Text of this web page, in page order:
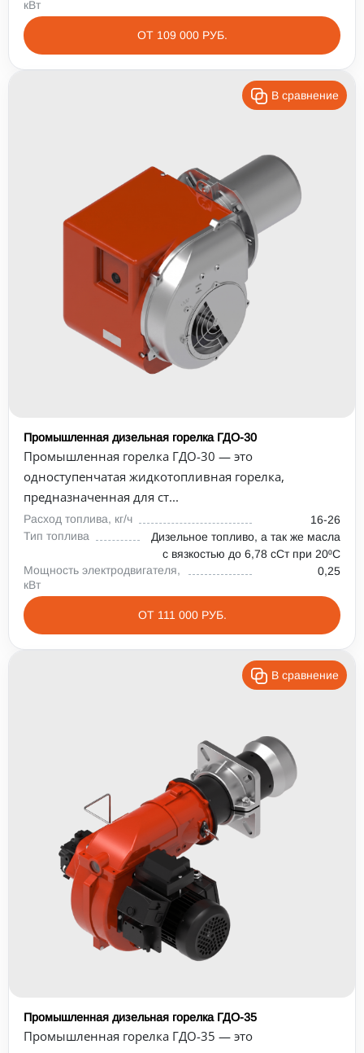
кВт
ОТ 109 000 РУБ.
В сравнение
Промышленная дизельная горелка ГДО-30
Промышленная горелка ГДО-30 — это
одноступенчатая жидкотопливная горелка,
предназначенная для ст...
Расход топлива, кг/ч
16-26
Тип топлива
Дизельное топливо, а так же масла
с вязкостью до 6,78 сСт при 20⁰С
Мощность электродвигателя,
кВт
0,25
ОТ 111 000 РУБ.
В сравнение
Промышленная дизельная горелка ГДО-35
Промышленная горелка ГДО-35 — это